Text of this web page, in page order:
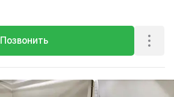
Позвонить